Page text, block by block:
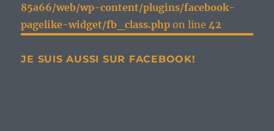
85a66/web/wp-content/plugins/facebook-
pagelike-widget/fb_class.php on line42
JE SUIS AUSSI SUR FACEBOOK!